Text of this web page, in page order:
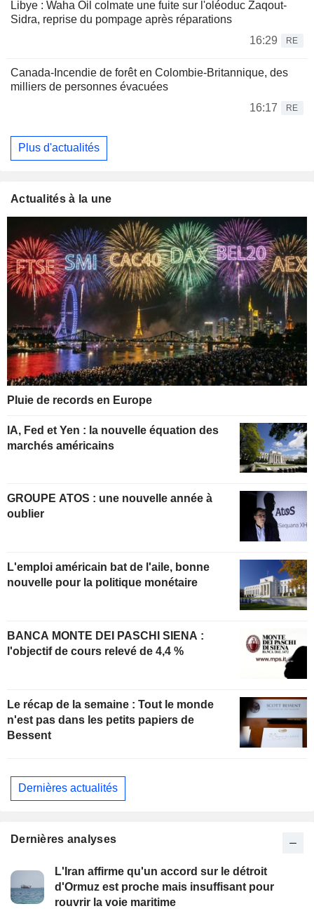
Libye : Waha Oil colmate une fuite sur l'oléoduc Zaqout-
Sidra, reprise du pompage après réparations
16:29
RE
Canada-Incendie de forêt en Colombie-Britannique, des
milliers de personnes évacuées
16:17
RE
Plus d'actualités
Actualités à la une
Pluie de records en Europe
IA, Fed et Yen : la nouvelle équation des
marchés américains
GROUPE ATOS : une nouvelle année à
oublier
L'emploi américain bat de l'aile, bonne
nouvelle pour la politique monétaire
BANCA MONTE DEI PASCHI SIENA :
l'objectif de cours relevé de 4,4 %
Le récap de la semaine : Tout le monde
n'est pas dans les petits papiers de
Bessent
Dernières actualités
Dernières analyses
L'Iran affirme qu'un accord sur le détroit
d'Ormuz est proche mais insuffisant pour
rouvrir la voie maritime